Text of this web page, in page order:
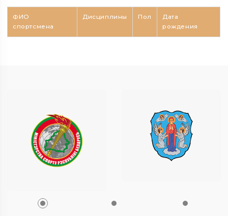
ФИО
спортсмена
Дисциплины Пол
Дата
рождения